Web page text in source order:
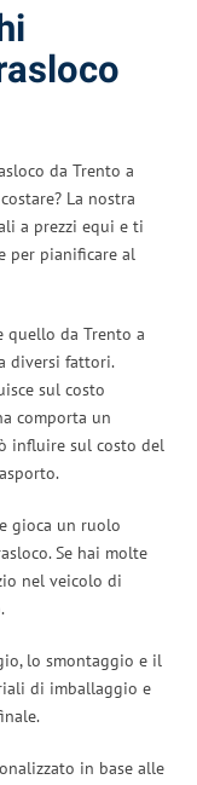
da Trento a
La nostra
a prezzi equi e ti
per pianificare al
quello da Trento a
diversi fattori.
sul costo
comporta un
influire sul costo del
gioca un ruolo
Se hai molte
nel veicolo di
lo smontaggio e il
di imballaggio e
in base alle